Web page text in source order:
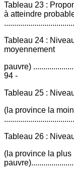
Tableau 23 :
à atteindre
Tableau 24 :
moyennement
pauvre)
94 -
Tableau 25 :
(la province la
Tableau 26 :
(la province la plus